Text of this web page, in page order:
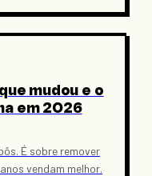
mudou e o
em 2026
É sobre remover
vendam melhor.